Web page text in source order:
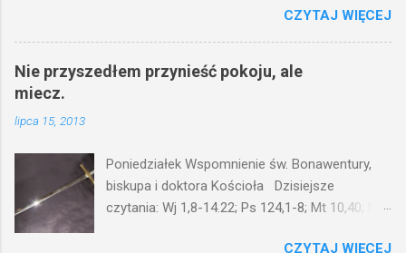
(Mk 4,21-25) Jezus mówił ludowi: Czy po to
wnosi się światło, by je postawić pod korcem
lub pod łóżkiem? Czy nie po to, aby je postawić
na świeczniku? Nie ma bowiem nic ukrytego, co
wy mierzycie, odmierzą wam i jeszcze wam
dołożą. Bo kto ma, temu będzie dane; a kto nie
ma, pozbawią go i tego, co ma. W dzisiejszym
CZYTAJ WIĘCEJ
Nie przyszedłem przynieść pokoju, ale
miecz.
lipca 15, 2013
Poniedziałek Wspomnienie św. Bonawentury,
biskupa i doktora Kościoła Dzisiejsze
czytania: Wj 1,8-14.22; Ps 124,1-8; Mt 10,40; Mt
CZYTAJ WIĘCEJ